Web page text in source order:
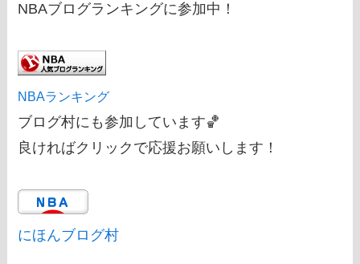
NBAブログランキングに参加中！
NBAランキング
ブログ村にも参加しています🏀
良ければクリックで応援お願いします！
にほんブログ村